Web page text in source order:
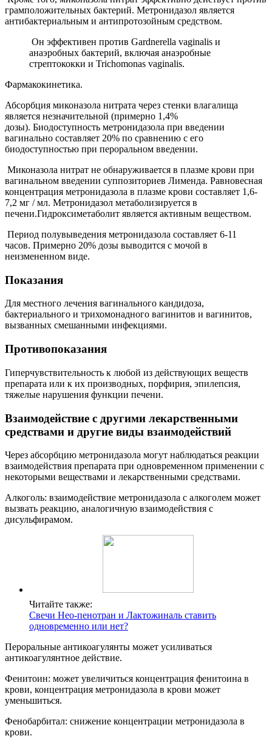
грамположительных бактерий. Метронидазол является
антибактериальным и антипротозойным средством.
Он эффективен против Gardnerella vaginalis и
анаэробных бактерий, включая анаэробные
стрептококки и Trichomonas vaginalis.
Фармакокинетика.
Абсорбция миконазола нитрата через стенки влагалища
является незначительной (примерно 1,4%
дозы). Биодоступность метронидазола при введении
вагинально составляет 20% по сравнению с его
биодоступностью при пероральном введении.
Миконазола нитрат не обнаруживается в плазме крови при
вагинальном введении суппозиториев Лименда. Равновесная
концентрация метронидазола в плазме крови составляет 1,6-
7,2 мг / мл. Метронидазол метаболизируется в
печени.Гидроксиметаболит является активным веществом.
Период полувыведения метронидазола составляет 6-11
часов. Примерно 20% дозы выводится с мочой в
неизмененном виде.
Показания
Для местного лечения вагинального кандидоза,
бактериального и трихомонадного вагинитов и вагинитов,
вызванных смешанными инфекциями.
Противопоказания
Гиперчувствительность к любой из действующих веществ
препарата или к их производных, порфирия, эпилепсия,
тяжелые нарушения функции печени.
Взаимодействие с другими лекарственными
средствами и другие виды взаимодействий
Через абсорбцию метронидазола могут наблюдаться реакции
взаимодействия препарата при одновременном применении с
некоторыми веществами и лекарственными средствами.
Алкоголь: взаимодействие метронидазола с алкоголем может
вызвать реакцию, аналогичную взаимодействия с
дисульфирамом.
Читайте также:
Свечи Нео-пенотран и Лактожиналь ставить
одновременно или нет?
Пероральные антикоагулянты может усиливаться
антикоагулянтное действие.
Фенитоин: может увеличиться концентрация фенитоина в
крови, концентрация метронидазола в крови может
уменьшиться.
Фенобарбитал: снижение концентрации метронидазола в
крови.